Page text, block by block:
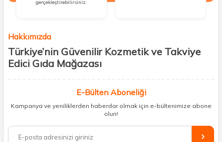
gerçekleştirebilirsiniz.
Hakkımızda
Türkiye’nin Güvenilir Kozmetik ve Takviye
Edici Gıda Mağazası
kişisel bakım hem de takviye edici gıda ürünlerini sizlerle
buluşturuyoruz. Artık mağaza mağaza dolaşmanıza gerek yok;
ihtiyacınız olan her şeyi tek bir çatı altında topluyor ve kapınıza kadar
%100 orijinal kozmetik ve sağlık ürünleriyle güzelliğinizi tamamlayabilir,
E-Bülten Aboneliği
Kampanya ve yeniliklerden haberdar olmak için e-bültenimize abone
olun!